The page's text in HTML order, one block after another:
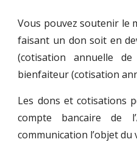
Vous pouvez soutenir le
faisant un don soit en
(cotisation annuelle
bienfaiteur (cotisation
Les dons et cotisations
compte bancaire de
communication l’objet du